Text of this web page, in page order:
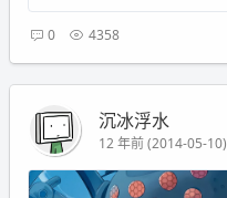
0 4358
沉冰浮水
12 年前 (2014-05-10)